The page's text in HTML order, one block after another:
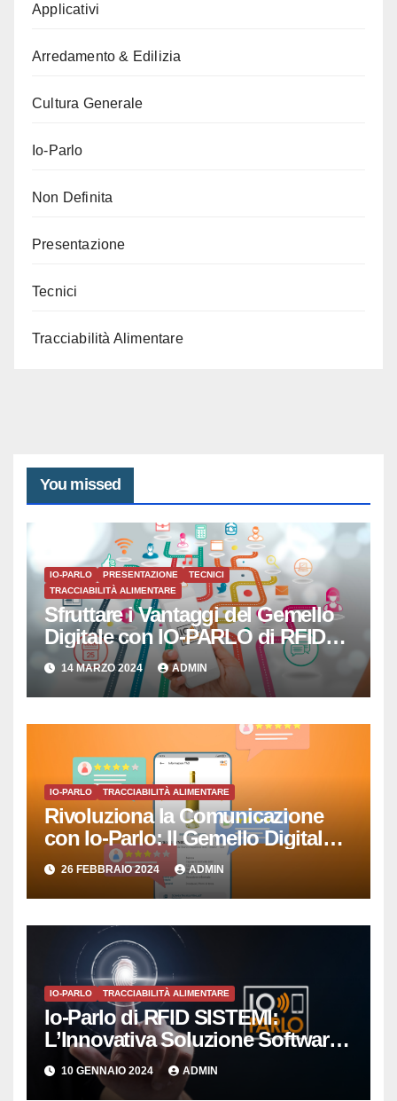
Applicativi
Arredamento & Edilizia
Cultura Generale
Io-Parlo
Non Definita
Presentazione
Tecnici
Tracciabilità Alimentare
You missed
IO-PARLO PRESENTAZIONE
TECNICI
TRACCIABILITÀ ALIMENTARE
Sfruttare i Vantaggi del Gemello
Digitale con IO-PARLO di RFID
SISTEMI SRL
14 MARZO 2024 ADMIN
IO-PARLO TRACCIABILITÀ ALIMENTARE
Rivoluziona la Comunicazione
con Io-Parlo: Il Gemello Digitale
che Semplicemente Parla
26 FEBBRAIO 2024 ADMIN
IO-PARLO TRACCIABILITÀ ALIMENTARE
Io-Parlo di RFID SISTEMI:
L’Innovativa Soluzione Software
per la Gestione Intelligente delle
Copie Digitali
10 GENNAIO 2024 ADMIN